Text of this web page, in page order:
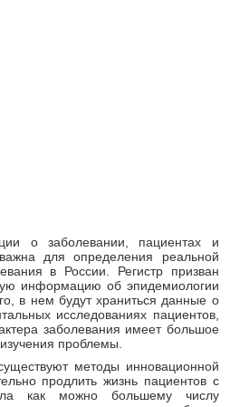
о заболевании, пациентах и
для определения реальной
в России. Регистр призван
информацию об эпидемиологии
в нем будут храниться данные о
исследованиях пациентов,
заболевания имеет большое
проблемы.
методы инновационной
продлить жизнь пациентов с
как можно большему числу